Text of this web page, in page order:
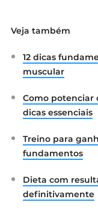
Veja também
12 dicas
muscular
Como potenciar
dicas essenciais
Treino para
fundamentos
Dieta com
definitivamente